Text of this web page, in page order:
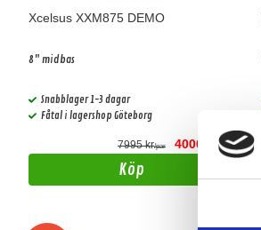
Xcelsus XXM875 DEMO
8" midbas
Snabblager 1-3 dagar
Fåtal i lagershop Göteborg
7995 kr/par 4000 kr /par
Köp